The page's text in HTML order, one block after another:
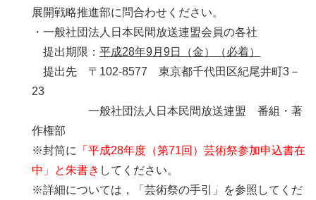
展開戦略推進部に問合わせください。
・一般社団法人日本民間放送連盟会員の各社
提出期限： 平成28年9月9日 （金）
（必着）
提出先 〒102-8577 東京都千代田区紀尾井町3－
23
一般社団法人日本民間放送連盟 番組・著
作権部
※封筒に
「平成28年度（第71回）芸術祭参加申込書在
中」と朱書き してください。
※詳細については，「芸術祭の手引」を参照してくだ